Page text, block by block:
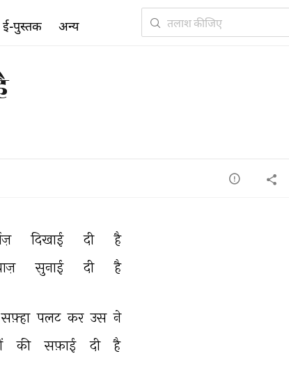
दिखाई दी
है
सुनाई दी है
सफ़्हा पलट कर उस ने
की सफ़ाई दी है
ई-पुस्तक अन्य